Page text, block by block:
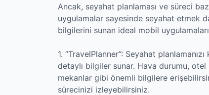
Ancak, seyahat planlaması ve süreci
uygulamalar sayesinde seyahat etmek
bilgilerini sunan ideal mobil
1. “TravelPlanner”: Seyahat
detaylı bilgiler sunar. Hava durumu,
mekanlar gibi önemli bilgilere
sürecinizi izleyebilirsiniz.